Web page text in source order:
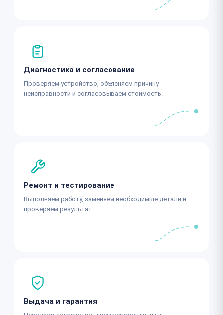
Диагностика и согласование
Проверяем устройство, объясняем причину
неисправности и согласовываем стоимость.
Ремонт и тестирование
Выполняем работу, заменяем необходимые детали и
проверяем результат.
Выдача и гарантия